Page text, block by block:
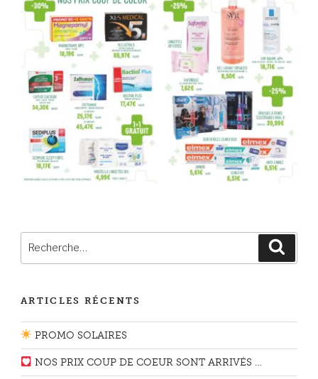
ARTICLES RÉCENTS
PROMO SOLAIRES
NOS PRIX COUP DE COEUR SONT ARRIVÉS …